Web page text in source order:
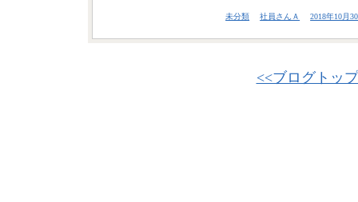
未分類 社員さんＡ 2018年10月
<<ブログトッ